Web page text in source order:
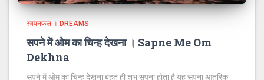
स्वपनफल । DREAMS
सपने में ओम का चिन्ह देखना । Sapne Me Om
Dekhna
सपने में ओम का चिन्ह देखना बहुत ही शुभ सपना होता है यह सपना आंतरिक